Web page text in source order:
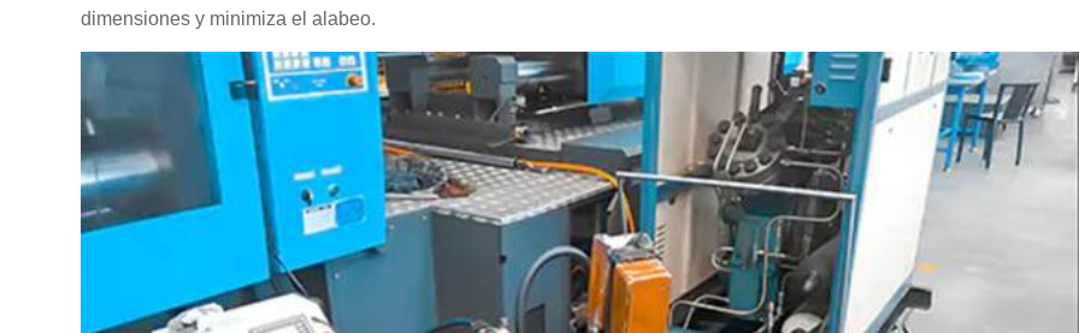
dimensiones y minimiza el alabeo.